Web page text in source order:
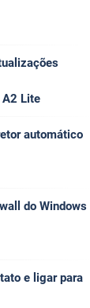
Lite
automático
do Windows
e ligar para